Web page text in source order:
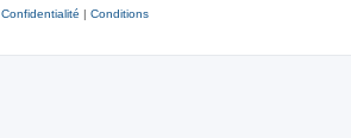
Confidentialité | Conditions